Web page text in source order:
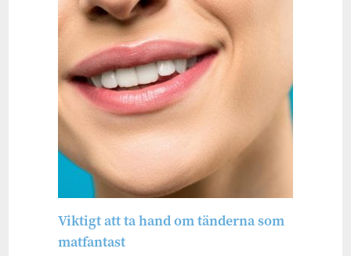
Viktigt att ta hand om tänderna som
matfantast